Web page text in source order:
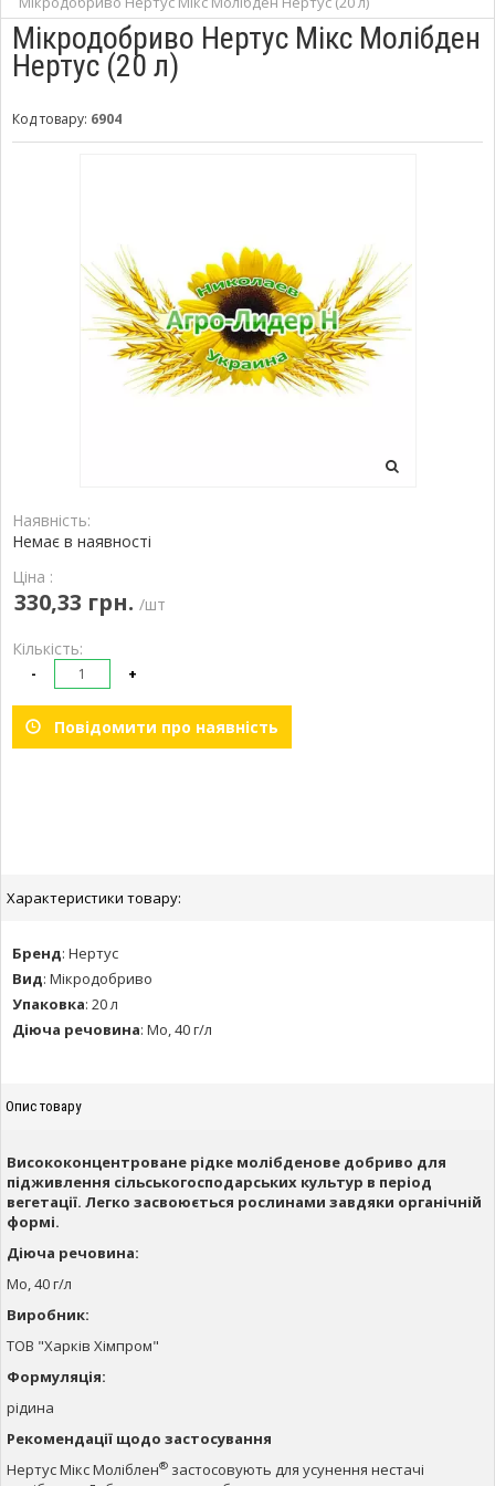
Мікродобриво Нертус Мікс Молібден
Нертус (20 л)
Код товару: 6904
Наявність:
Немає в наявності
Ціна :
330,33 грн. /шт
Кількість:
- +
Повідомити про наявність
Характеристики товару:
Бренд: Нертус
Вид: Мікродобриво
Упаковка: 20 л
Діюча речовина: Mo, 40 г/л
Опис товару
Висококонцентроване рідке молібденове добриво для
підживлення сільськогосподарських культур в період
вегетації. Легко засвоюється рослинами завдяки органічній
формі.
Діюча речовина:
Mo, 40 г/л
Виробник:
ТОВ "Харків Хімпром"
Формуляція:
рідина
Рекомендації щодо застосування
Нертус Мікс Моліблен® застосовують для усунення нестачі